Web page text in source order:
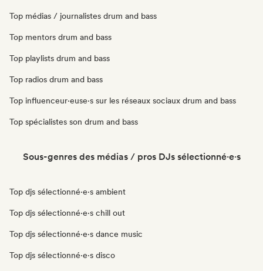
Top médias / journalistes drum and bass
Top mentors drum and bass
Top playlists drum and bass
Top radios drum and bass
Top influenceur·euse·s sur les réseaux sociaux drum and bass
Top spécialistes son drum and bass
Sous-genres des médias / pros DJs sélectionné·e·s
Top djs sélectionné·e·s ambient
Top djs sélectionné·e·s chill out
Top djs sélectionné·e·s dance music
Top djs sélectionné·e·s disco